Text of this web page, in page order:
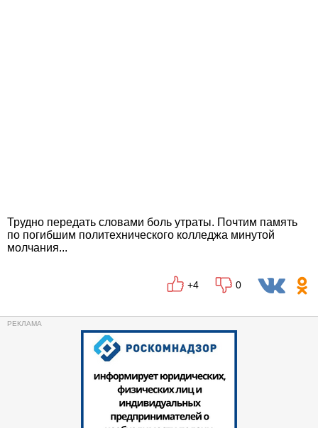
Трудно передать словами боль утраты. Почтим память
по погибшим политехнического колледжа минутой
молчания...
+4 0